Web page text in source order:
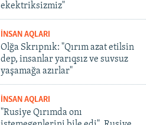
ekektriksizmiz"
İNSAN AQLARI
Olğa Skrıpnık: "Qırım azat etilsin
dep, insanlar yarıqsız ve suvsuz
yaşamağa azırlar"
İNSAN AQLARI
"Rusiye Qırımda onı